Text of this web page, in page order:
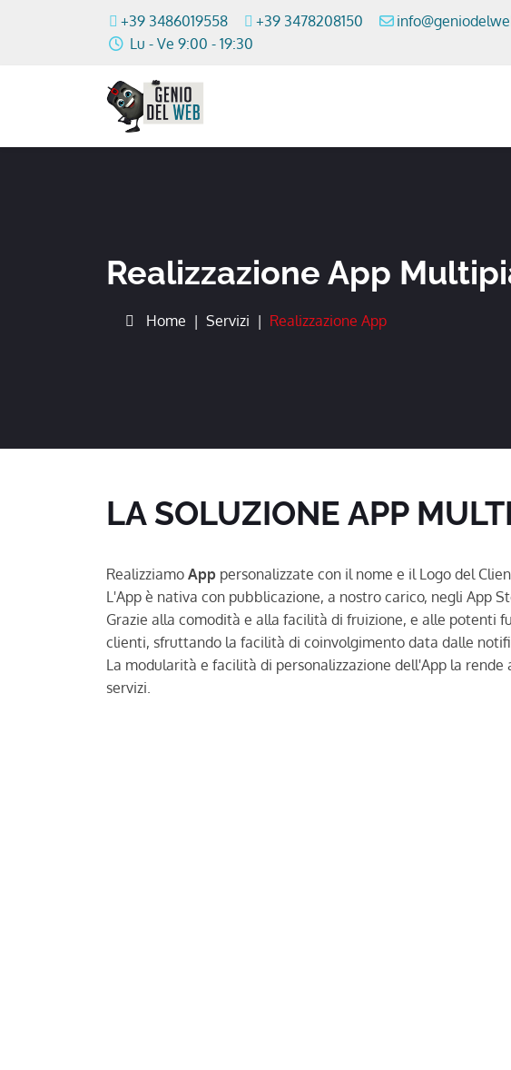
+39 3486019558 +39 3478208150
Lu - Ve 9:00 - 19:30
Realizzazione App
Home Servizi Realizzazione App
LA SOLUZIONE APP
Realizziamo App personalizzate con il nome e il Logo del
L'App è nativa con pubblicazione, a nostro carico, negli App
Grazie alla comodità e alla facilità di fruizione, e alle
clienti, sfruttando la facilità di coinvolgimento data dalle
La modularità e facilità di personalizzazione dell'App la
servizi.